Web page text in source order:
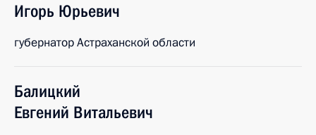
Игорь Юрьевич
губернатор Астраханской области
Балицкий
Евгений Витальевич